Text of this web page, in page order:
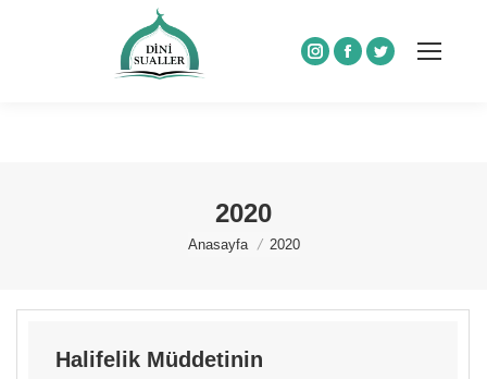
Instagram
Facebook
Twitter
2020
You are here:
Anasayfa 2020
Halifelik Müddetinin